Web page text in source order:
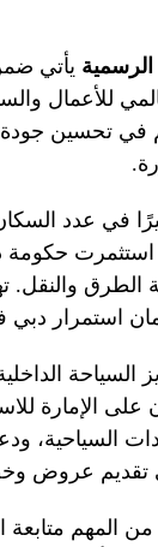
يأتي
للأعمال
تحسين جودة
في عدد السكان
استثمرت
الطرق والنقل.
استمرار دبي
السياحة
على الإمارة
السياحية،
تقديم عروض
متابعة